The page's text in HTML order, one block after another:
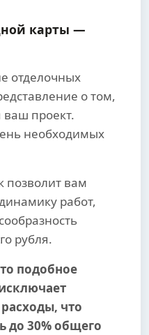
карты —
отделочных
о том,
ваш проект.
необходимых
вам
работ,
рубля.
подобное
что
до 30% общего